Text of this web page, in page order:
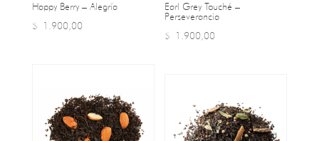
Happy Berry – Alegría
$ 1.900,00
Earl Grey Touché –
Perseverancia
$ 1.900,00